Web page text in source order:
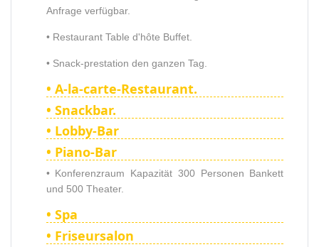
Anfrage verfügbar.
• Restaurant Table d'hôte Buffet.
• Snack-prestation den ganzen Tag.
• A-la-carte-Restaurant.
• Snackbar.
• Lobby-Bar
• Piano-Bar
• Konferenzraum Kapazität 300 Personen Bankett
und 500 Theater.
• Spa
• Friseursalon